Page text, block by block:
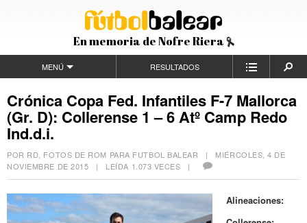
En memoria de Nofre Riera
MENÚ RESULTADOS
Crónica Copa Fed. Infantiles F-7 Mallorca
(Gr. D): Collerense 1 – 6 Atº Camp Redo
Ind.d.i.
POR RD, FOTOS DE ROM PARA FUTBOL BALEAR | MIÉRCOLES, 4 DE
NOVIEMBRE DE 2015 | LEÍDA 1.073 VECES |
Alineaciones: